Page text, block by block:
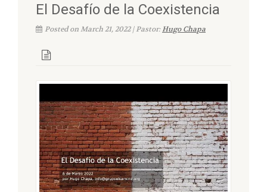
El Desafío de la Coexistencia
Posted on March 21, 2022 | Pastor:Hugo Chapa